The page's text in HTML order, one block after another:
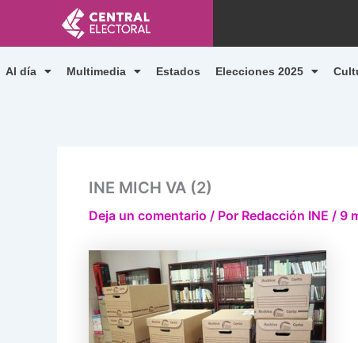
contenido
Al día Multimedia Estados Elecciones 2025
INE MICH VA (2)
Deja un comentario / Por Redacción INE / 9